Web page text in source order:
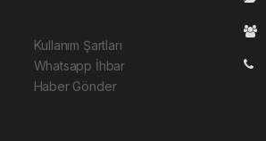
Kullanım Şartları
Whatsapp İhbar
Haber Gönder